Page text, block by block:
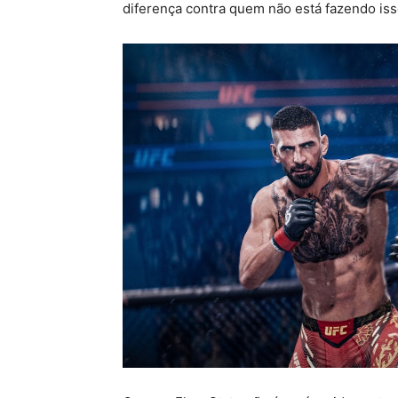
diferença contra quem não está fazendo